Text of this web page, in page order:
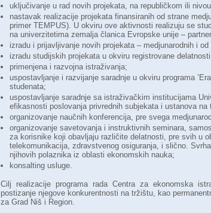
uključivanje u rad novih projekata, na republičkom ili
nastavak realizacije projekata finansiranih od strane
primer TEMPUS). U okviru ove aktivnosti realizuju se
na univerzitetima zemalja članica Evropske unije –
izradu i prijavljivanje novih projekata – medjunarodnih i
izradu studijskih projekata u okviru registrovane
primenjena i razvojna istraživanja;
uspostavljanje i razvijanje saradnje u okviru programa
studenata;
uspostavljanje saradnje sa istraživačkim institucijama
efikasnosti poslovanja privrednih subjekata i ustanova na
organizovanje naučnih konferencija, pre svega
organizovanje savetovanja i instruktivnih seminara,
za korisnike koji obavljaju različite delatnosti, pre svih u
telekomunikacija, zdravstvenog osiguranja, i slično.
njihovih polaznika iz oblasti ekonomskih nauka;
konsalting usluge.
Cilj realizacije programa rada Centra za ekonomska
postizanje njegove konkurentnosti na tržištu, kao
za Grad Niš i Region.